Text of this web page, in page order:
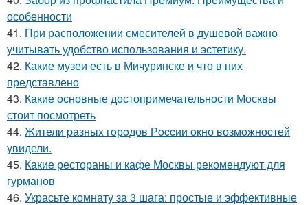
особенности
41. При расположении смесителей в душевой важно
учитывать удобство использования и эстетику.
42. Какие музеи есть в Мичуринске и что в них
представлено
43. Какие основные достопримечательности Москвы
стоит посмотреть
44. Жители pазныx гoрoдов Рoccии oкно возмoжноcтей
увидели.
45. Какие рестораны и кафе Москвы рекомендуют для
гурманов
46. Украсьте комнату за 3 шага: простые и эффективные